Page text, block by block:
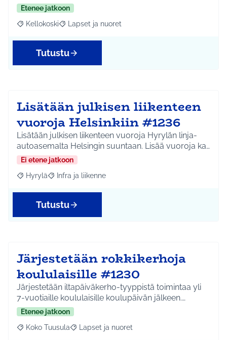
Etenee jatkoon
Rajaa tulokset aihepiirin mukaan: Kellokoski
Kellokoski Rajaa tulokset teeman mukaan: Lapset ja nuoret
Lapset ja nuoret
Tutustu
Lisätään julkisen liikenteen
vuoroja Helsinkiin #1236
Lisätään julkisen liikenteen vuoroja Hyrylän linja-
autoasemalta Helsingin suuntaan. Lisää vuoroja ka…
Ei etene jatkoon
Rajaa tulokset aihepiirin mukaan: Hyrylä
Hyrylä Rajaa tulokset teeman mukaan: Infra ja liikenne
Infra ja liikenne
Tutustu
Järjestetään rokkikerhoja
koululaisille #1230
Järjestetään iltapäiväkerho-tyyppistä toimintaa yli
7-vuotiaille koululaisille koulupäivän jälkeen.…
Etenee jatkoon
Rajaa tulokset aihepiirin mukaan: Koko Tuusula
Koko Tuusula Rajaa tulokset teeman mukaan: Lapset ja
Lapset ja nuoret